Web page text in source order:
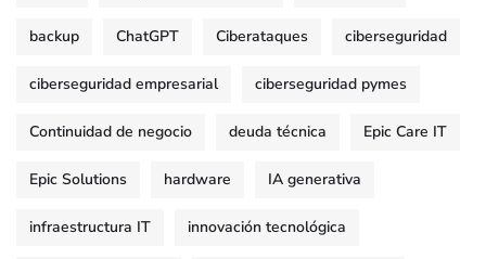
backup ChatGPT Ciberataques ciberseguridad
ciberseguridad empresarial ciberseguridad pymes
Continuidad de negocio deuda técnica Epic Care IT
Epic Solutions hardware IA generativa
infraestructura IT innovación tecnológica